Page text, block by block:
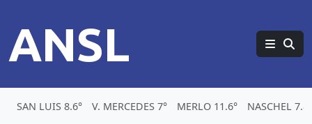
ANSL
SAN LUIS 8.6° V. MERCEDES 7° MERLO 11.6° NASCHEL 7.8°